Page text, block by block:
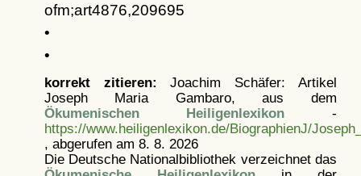
ofm;art4876,209695
•
•
korrekt zitieren: Joachim Schäfer: Artikel
Joseph Maria Gambaro, aus dem
Ökumenischen Heiligenlexikon -
https://www.heiligenlexikon.de/BiographienJ/
, abgerufen am 8. 8. 2026
Die Deutsche Nationalbibliothek verzeichnet das